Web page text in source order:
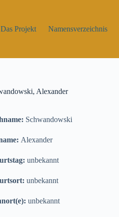
Das Projekt
Namensverzeichnis
Alexander
Schwandowski
Alexander
unbekannt
unbekannt
unbekannt